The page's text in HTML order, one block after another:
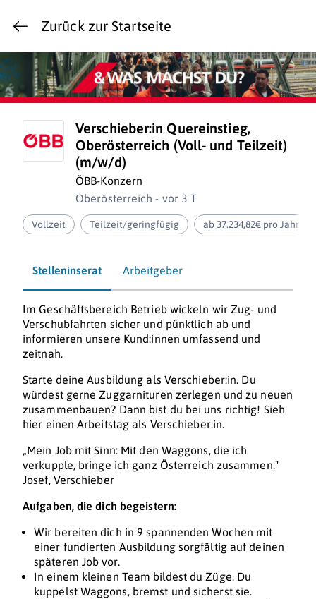
Zurück zur Startseite
Verschieber:in Quereinstieg,
Oberösterreich (Voll- und Teilzeit)
(m/w/d)
ÖBB-Konzern
Oberösterreich - vor 3 T
Vollzeit Teilzeit/geringfügig ab 37.234,82€ pro Jahr
Stelleninserat Arbeitgeber
Im Geschäftsbereich Betrieb wickeln wir Zug- und
Verschubfahrten sicher und pünktlich ab und
informieren unsere Kund:innen umfassend und
zeitnah.
Starte deine Ausbildung als Verschieber:in. Du
würdest gerne Zuggarnituren zerlegen und zu neuen
zusammenbauen? Dann bist du bei uns richtig! Sieh
hier einen Arbeitstag als Verschieber:in.
„Mein Job mit Sinn: Mit den Waggons, die ich
verkupple, bringe ich ganz Österreich zusammen."
Josef, Verschieber
Aufgaben, die dich begeistern:
Wir bereiten dich in 9 spannenden Wochen mit
einer fundierten Ausbildung sorgfältig auf deinen
späteren Job vor.
In einem kleinen Team bildest du Züge. Du
kuppelst Waggons, bremst und sicherst sie.